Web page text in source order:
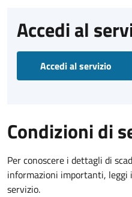
Accedi al
Accedi al servizio
Condizioni di
Per conoscere i dettagli di
informazioni importanti, leggi
servizio.